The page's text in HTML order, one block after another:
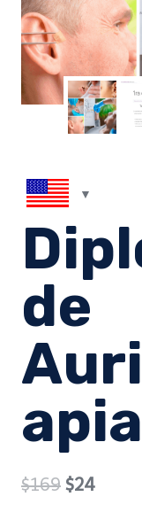
de
apia
$169 Original
$24